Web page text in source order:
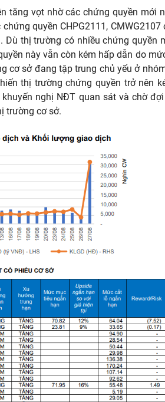
tăng vọt nhờ các chứng quyền mới
quyền CHPG2111,
thị trường có nhiều chứng quyền
này vẫn còn kém hấp dẫn do
cơ sở đang tập trung chủ yếu ở
thị trường chứng quyền trở nên
nghị NĐT quan sát và chờ
trường cơ sở.